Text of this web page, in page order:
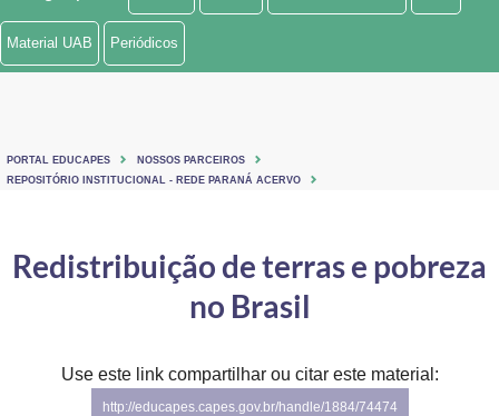
Ministério de Minas e Energia
Ministério do Turismo
Controladoria-Geral da União
Secretaria-Geral
Material UAB Periódicos
PORTAL EDUCAPES
NOSSOS PARCEIROS
REPOSITÓRIO INSTITUCIONAL - REDE PARANÁ ACERVO
Redistribuição de terras e pobreza
no Brasil
Use este link compartilhar ou citar este material:
http://educapes.capes.gov.br/handle/1884/74474